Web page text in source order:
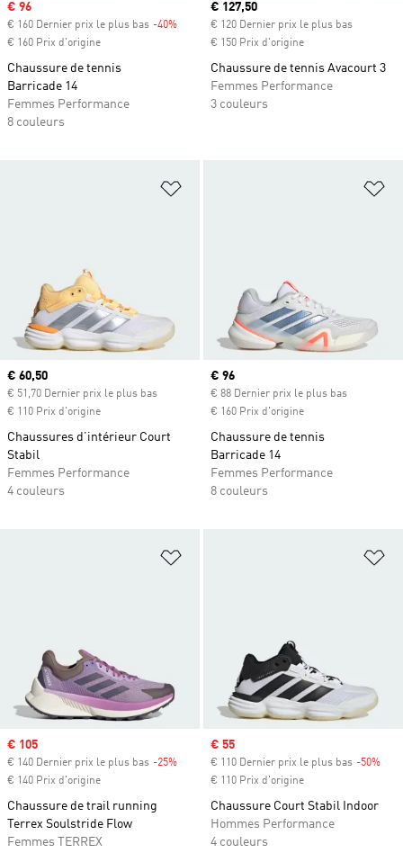
Prix soldé
€ 96
€ 160 Dernier prix le plus bas -40%
€ 160 Prix d'origine
Chaussure de tennis
Barricade 14
Femmes Performance
8 couleurs
Prix actuel
€ 127,50
€ 120 Dernier prix le plus bas
€ 150 Prix d'origine
Chaussure de tennis Avacourt 3
Femmes Performance
3 couleurs
Ajouter à la Liste de produits
Prix actuel
€ 60,50
€ 51,70 Dernier prix le plus bas
€ 110 Prix d'origine
Chaussures d’intérieur Court
Stabil
Femmes Performance
4 couleurs
Prix actuel
€ 96
€ 88 Dernier prix le plus bas
€ 160 Prix d'origine
Chaussure de tennis
Barricade 14
Femmes Performance
8 couleurs
Ajouter à la Liste de produits
Prix soldé
€ 105
€ 140 Dernier prix le plus bas -25%
€ 140 Prix d'origine
Chaussure de trail running
Terrex Soulstride Flow
Femmes TERREX
Prix soldé
€ 55
€ 110 Dernier prix le plus bas -50%
€ 110 Prix d'origine
Chaussure Court Stabil Indoor
Hommes Performance
4 couleurs